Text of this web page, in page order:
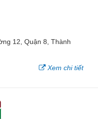
12, Quận 8, Thành
Xem chi tiết